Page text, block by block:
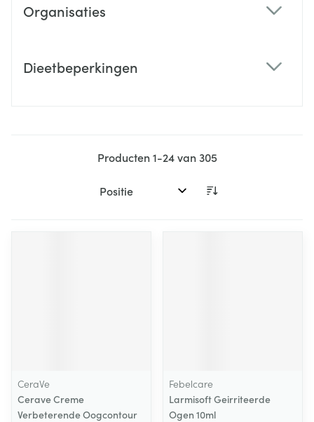
Organisaties
Dieetbeperkingen
Producten1-24van305
Sorteer op:
CeraVe
Cerave Creme
Verbeterende Oogcontour
Febelcare
Larmisoft Geirriteerde
Ogen 10ml